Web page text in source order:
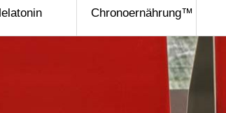
Chronoernährung™